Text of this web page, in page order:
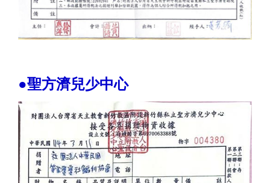
●聖方濟兒少中心